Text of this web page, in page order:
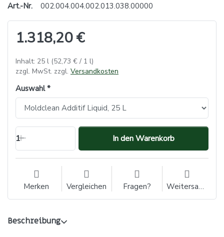
Art.-Nr. 002.004.004.002.013.038.00000
1.318,20 €
Inhalt: 25 l (52,73 € / 1 l)
zzgl. MwSt. zzgl. Versandkosten
Auswahl
1 In den Warenkorb
Merken Vergleichen Fragen? Weitersagen
Beschreibung